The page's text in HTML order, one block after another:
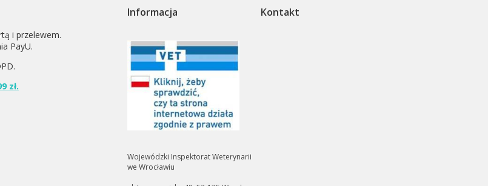
i przelewem.
PayU.
.
zł.
Informacja
Wojewódzki Inspektorat Weterynarii
we Wrocławiu
Kontakt